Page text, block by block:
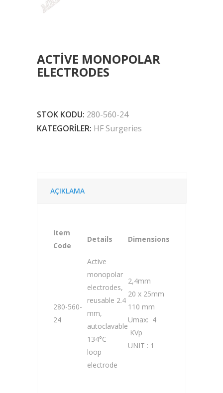
ACTIVE MONOPOLAR
ELECTRODES
STOK KODU: 280-560-24
KATEGORILER: HF Surgeries
AÇIKLAMA
Item
Code
Details Dimensions
280-560-
24
Active
monopolar
electrodes,
reusable 2.4
mm,
autoclavable
134°C
loop
electrode
2,4mm
20 x 25mm
110 mm
Umax: 4
KVp
UNIT : 1